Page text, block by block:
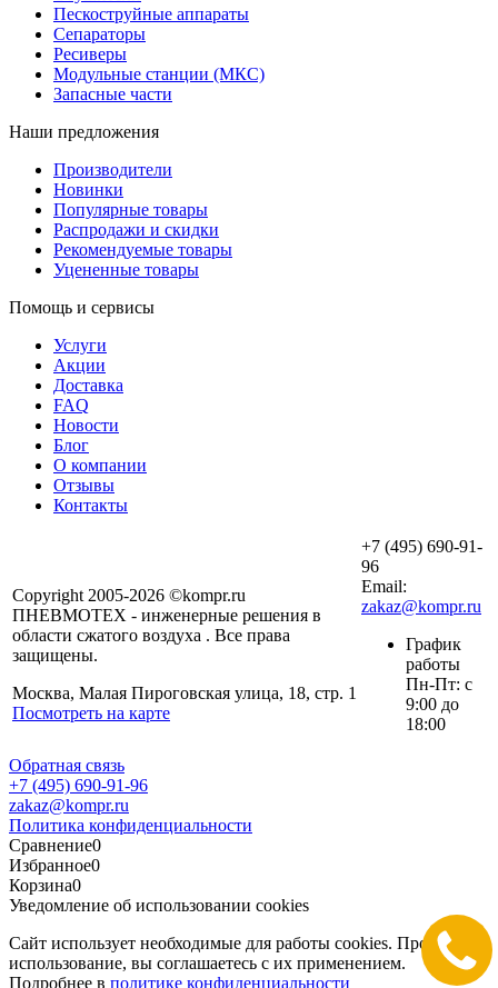
Пескоструйные аппараты
Сепараторы
Ресиверы
Модульные станции (МКС)
Запасные части
Наши предложения
Производители
Новинки
Популярные товары
Распродажи и скидки
Рекомендуемые товары
Уцененные товары
Помощь и сервисы
Услуги
Акции
Доставка
FAQ
Новости
Блог
О компании
Отзывы
Контакты
Copyright 2005-2026 ©kompr.ru
ПНЕВМОТЕХ - инженерные решения в
области сжатого воздуха . Все права
защищены.
Москва, Малая Пироговская улица, 18, стр. 1
Посмотреть на карте
+7 (495) 690-91-
96
Email:
zakaz@kompr.ru
График
работы
Пн-Пт: с
9:00 до
18:00
Обратная связь
+7 (495) 690-91-96
zakaz@kompr.ru
Политика конфиденциальности
Сравнение0
Избранное0
Корзина0
Уведомление об использовании cookies
Сайт использует необходимые для работы cookies. Продолжая
использование, вы соглашаетесь с их применением.
Подробнее в политике конфиденциальности